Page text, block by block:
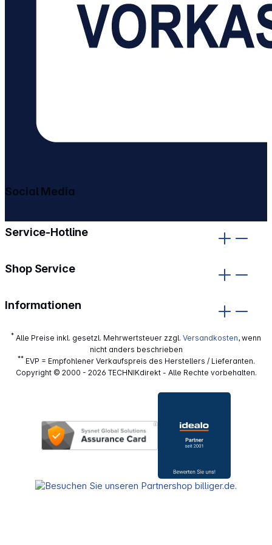
Service-Hotline
Shop Service
Informationen
Social Media
* Alle Preise inkl. gesetzl. Mehrwertsteuer zzgl. Versandkosten, wenn
nicht anders beschrieben
**EVP = Empfohlener Verkaufspreis des Herstellers / Lieferanten.
Copyright © 2000 - 2026 TECHNIKdirekt - Alle Rechte vorbehalten.